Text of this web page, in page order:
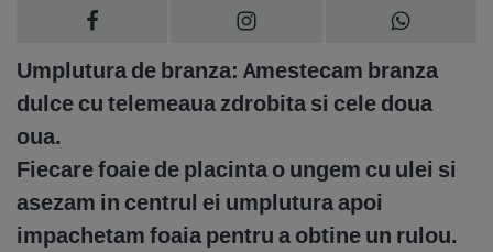
Umplutura de branza: Amestecam branza
dulce cu telemeaua zdrobita si cele doua
oua.
Fiecare foaie de placinta o ungem cu ulei si
asezam in centrul ei umplutura apoi
impachetam foaia pentru a obtine un rulou.